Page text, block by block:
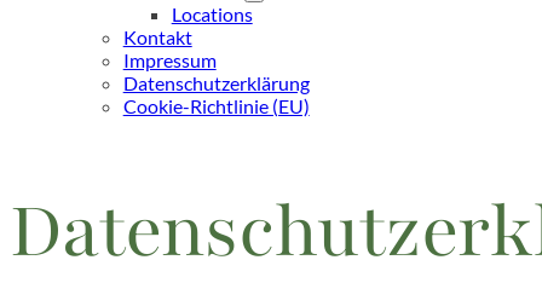
Locations
Kontakt
Impressum
Datenschutzerklärung
Cookie-Richtlinie (EU)